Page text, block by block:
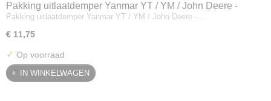
Pakking uitlaatdemper Yanmar YT / YM / John Deere -
128300-13230
Pakking uitlaatdemper Yanmar YT / YM / John Deere -…
€ 11,75
✓ Op voorraad
IN WINKELWAGEN